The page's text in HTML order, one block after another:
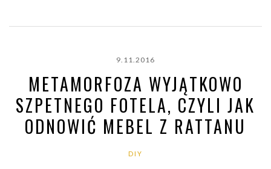
9.11.2016
METAMORFOZA WYJĄTKOWO
SZPETNEGO FOTELA, CZYLI JAK
ODNOWIĆ MEBEL Z RATTANU
DIY